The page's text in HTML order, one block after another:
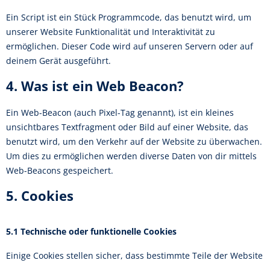
Ein Script ist ein Stück Programmcode, das benutzt wird, um
unserer Website Funktionalität und Interaktivität zu
ermöglichen. Dieser Code wird auf unseren Servern oder auf
deinem Gerät ausgeführt.
4. Was ist ein Web Beacon?
Ein Web-Beacon (auch Pixel-Tag genannt), ist ein kleines
unsichtbares Textfragment oder Bild auf einer Website, das
benutzt wird, um den Verkehr auf der Website zu überwachen.
Um dies zu ermöglichen werden diverse Daten von dir mittels
Web-Beacons gespeichert.
5. Cookies
5.1 Technische oder funktionelle Cookies
Einige Cookies stellen sicher, dass bestimmte Teile der Website